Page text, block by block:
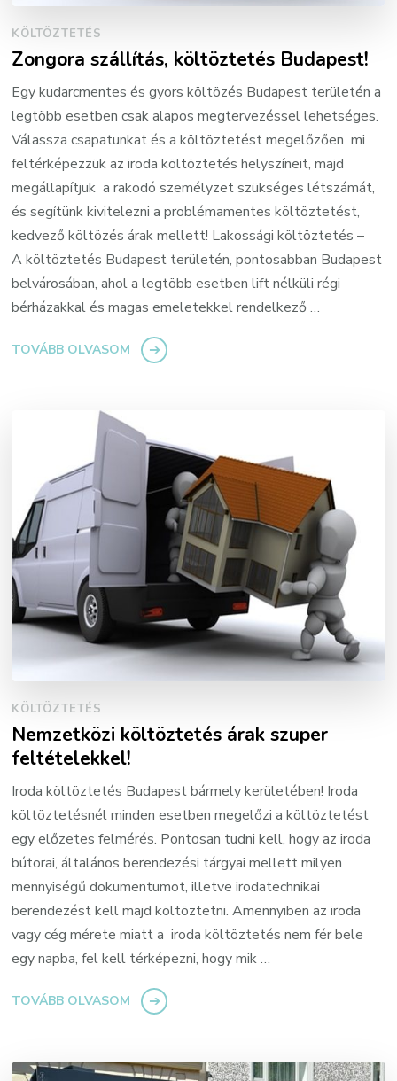
KÖLTÖZTETÉS
Zongora szállítás, költöztetés Budapest!
Egy kudarcmentes és gyors költözés Budapest területén a
legtöbb esetben csak alapos megtervezéssel lehetséges.
Válassza csapatunkat és a költöztetést megelőzően mi
feltérképezzük az iroda költöztetés helyszíneit, majd
megállapítjuk a rakodó személyzet szükséges létszámát,
és segítünk kivitelezni a problémamentes költöztetést,
kedvező költözés árak mellett! Lakossági költöztetés –
A költöztetés Budapest területén, pontosabban Budapest
belvárosában, ahol a legtöbb esetben lift nélküli régi
bérházakkal és magas emeletekkel rendelkező …
TOVÁBB OLVASOM
KÖLTÖZTETÉS
Nemzetközi költöztetés árak szuper
feltételekkel!
Iroda költöztetés Budapest bármely kerületében! Iroda
költöztetésnél minden esetben megelőzi a költöztetést
egy előzetes felmérés. Pontosan tudni kell, hogy az iroda
bútorai, általános berendezési tárgyai mellett milyen
mennyiségű dokumentumot, illetve irodatechnikai
berendezést kell majd költöztetni. Amennyiben az iroda
vagy cég mérete miatt a iroda költöztetés nem fér bele
egy napba, fel kell térképezni, hogy mik …
TOVÁBB OLVASOM